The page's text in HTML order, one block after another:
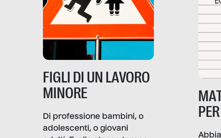
e crisi penetrino nel tessuto
più intimo delle società per
alterarne le molecole
professionali – e, attraverso
esse, il senso stesso della
FIGLI DI UN LAVORO
MINORE
Di professione bambini, o
adolescenti, o giovani